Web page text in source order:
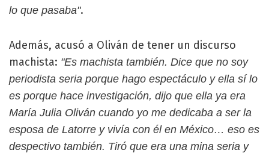
lo que pasaba".
Además, acusó a Oliván de tener un discurso
machista: "Es machista también. Dice que no soy
periodista seria porque hago espectáculo y ella sí lo
es porque hace investigación, dijo que ella ya era
María Julia Oliván cuando yo me dedicaba a ser la
esposa de Latorre y vivía con él en México… eso es
despectivo también. Tiró que era una mina seria y